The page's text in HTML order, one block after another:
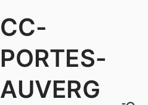
CC-
PORTES-
AUVERG